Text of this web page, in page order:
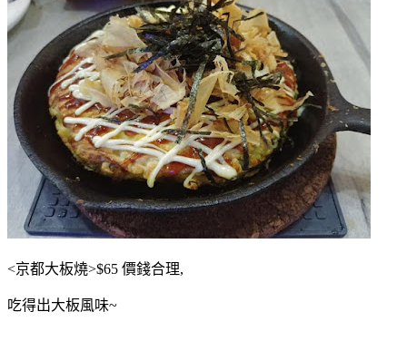
<京都大板燒>$65 價錢合理,
吃得出大板風味~